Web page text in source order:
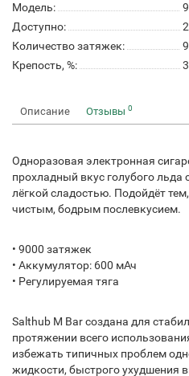
Модель:
Доступно:
2
Количество затяжек:
Крепость, %:
3
Описание Отзывы 0
Одноразовая электронная
прохладный вкус голубого
лёгкой сладостью. Подойдёт
чистым, бодрым послевкусием.
• 9000 затяжек
• Аккумулятор: 600 мАч
• Регулируемая тяга
Salthub M Bar создана для
протяжении всего
избежать типичных проблем
жидкости, быстрого ухудшения